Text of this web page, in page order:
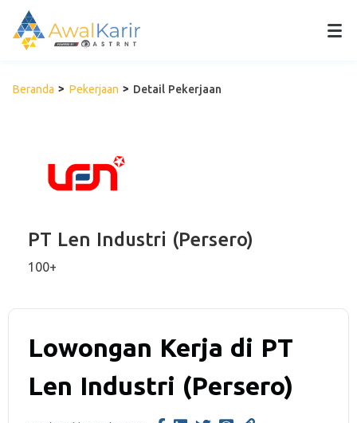
Beranda Pekerjaan Detail Pekerjaan
PT Len Industri (Persero)
100+
Lowongan Kerja di PT
Len Industri (Persero)